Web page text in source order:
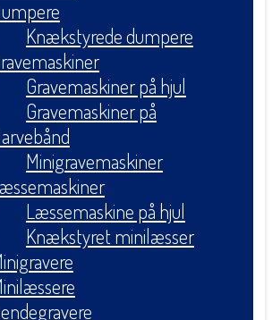
Knækstyrede dumpere
Gravemaskiner på hjul
Gravemaskiner på
Minigravemaskiner
Læssemaskine på hjul
Knækstyret minilæsser